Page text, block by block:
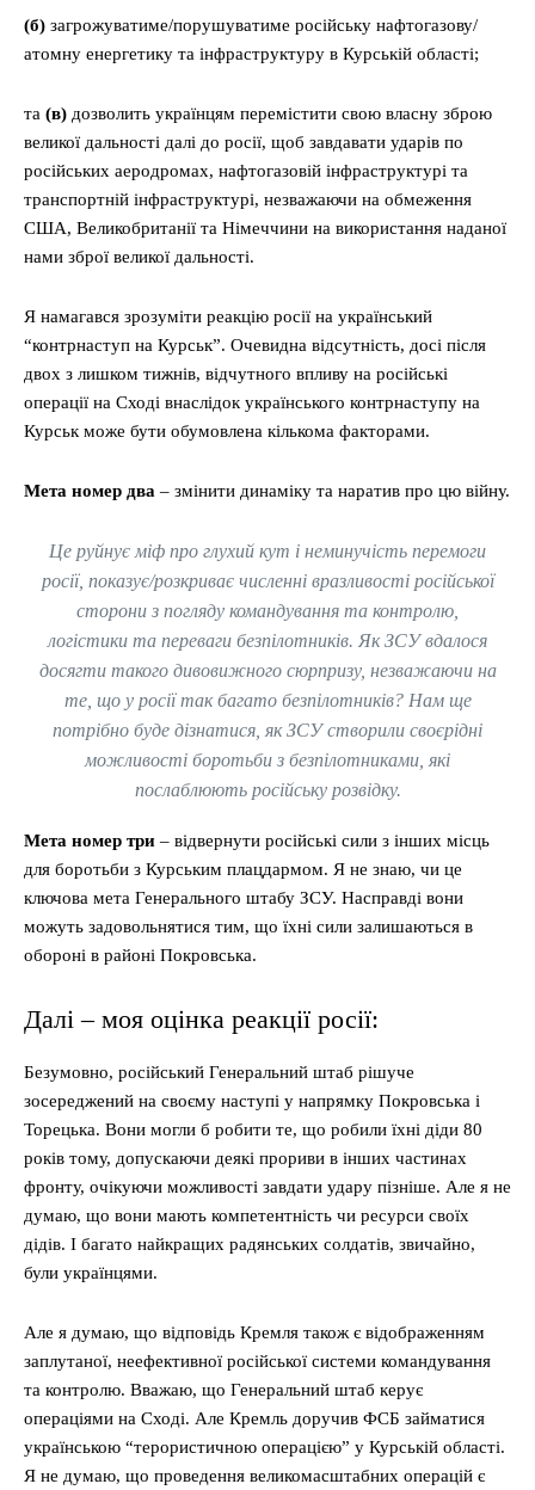
(б) загрожуватиме/порушуватиме російську нафтогазову/
атомну енергетику та інфраструктуру в Курській області;
та (в) дозволить українцям перемістити свою власну зброю
великої дальності далі до росії, щоб завдавати ударів по
російських аеродромах, нафтогазовій інфраструктурі та
транспортній інфраструктурі, незважаючи на обмеження
США, Великобританії та Німеччини на використання наданої
нами зброї великої дальності.
Я намагався зрозуміти реакцію росії на український
“контрнаступ на Курськ”. Очевидна відсутність, досі після
двох з лишком тижнів, відчутного впливу на російські
операції на Сході внаслідок українського контрнаступу на
Курськ може бути обумовлена кількома факторами.
Мета номер два – змінити динаміку та наратив про цю війну.
Це руйнує міф про глухий кут і неминучість перемоги
росії, показує/розкриває численні вразливості російської
сторони з погляду командування та контролю,
логістики та переваги безпілотників. Як ЗСУ вдалося
досягти такого дивовижного сюрпризу, незважаючи на
те, що у росії так багато безпілотників? Нам ще
потрібно буде дізнатися, як ЗСУ створили своєрідні
можливості боротьби з безпілотниками, які
послаблюють російську розвідку.
Мета номер три – відвернути російські сили з інших місць
для боротьби з Курським плацдармом. Я не знаю, чи це
ключова мета Генерального штабу ЗСУ. Насправді вони
можуть задовольнятися тим, що їхні сили залишаються в
обороні в районі Покровська.
Далі – моя оцінка реакції росії:
Безумовно, російський Генеральний штаб рішуче
зосереджений на своєму наступі у напрямку Покровська і
Торецька. Вони могли б робити те, що робили їхні діди 80
років тому, допускаючи деякі прориви в інших частинах
фронту, очікуючи можливості завдати удару пізніше. Але я не
думаю, що вони мають компетентність чи ресурси своїх
дідів. І багато найкращих радянських солдатів, звичайно,
були українцями.
Але я думаю, що відповідь Кремля також є відображенням
заплутаної, неефективної російської системи командування
та контролю. Вважаю, що Генеральний штаб керує
операціями на Сході. Але Кремль доручив ФСБ займатися
українською “терористичною операцією” у Курській області.
Я не думаю, що проведення великомасштабних операцій є